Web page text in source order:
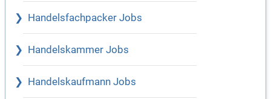
Handelsfachpacker Jobs
Handelskammer Jobs
Handelskaufmann Jobs